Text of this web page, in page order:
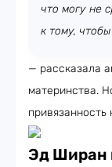
что могу не
к тому,
— рассказала
материнства.
привязанность
Эд Ширан